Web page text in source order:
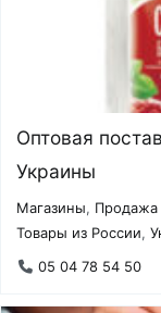
Оптовая
Украины
Магазины, Продажа
Товары из России,
05 04 78 54 50